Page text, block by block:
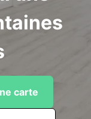
carte